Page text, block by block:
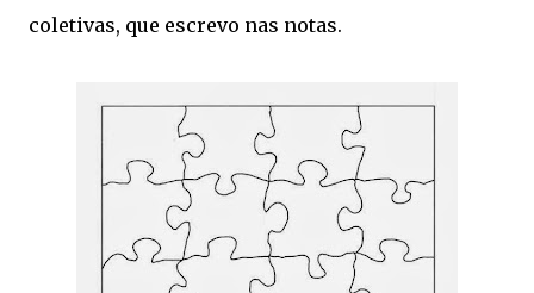
coletivas, que escrevo nas notas.